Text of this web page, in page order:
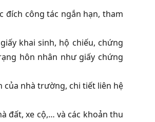
đích công tác ngắn hạn, tham
khai sinh, hộ chiếu, chứng
hôn nhân như giấy chứng
của nhà trường, chi tiết liên hệ
đất, xe cộ,… và các khoản thu